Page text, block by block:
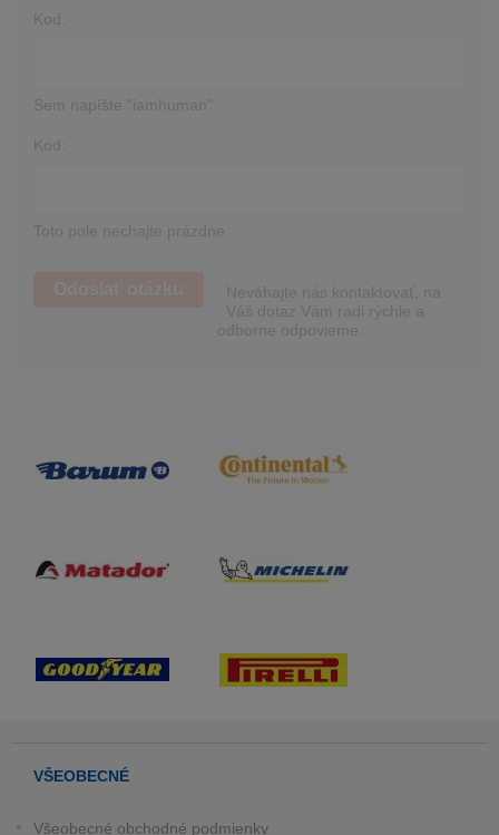
Kod:
Sem napíšte "iamhuman"
Kod:
Toto pole nechajte prázdne
Neváhajte nás kontaktovať, na
Váš dotaz Vám radi rýchle a
odborne odpovieme.
VŠEOBECNÉ
Všeobecné obchodné podmienky